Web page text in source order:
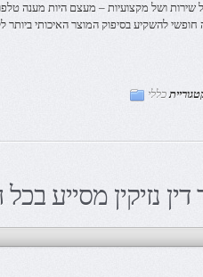
שירות ושל מקצועיות – מעצם היות מענה
להשקיע בסיפוק המוצר האיכותי ביותר
כללי
דין נזיקין מסייע